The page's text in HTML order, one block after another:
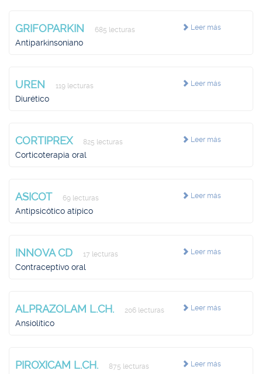
Leer más
GRIFOPARKIN 685 lecturas
Antiparkinsoniano
Leer más
UREN 119 lecturas
Diurético
Leer más
CORTIPREX 825 lecturas
Corticoterapia oral
Leer más
ASICOT 69 lecturas
Antipsicótico atípico
Leer más
INNOVA CD 17 lecturas
Contraceptivo oral
Leer más
ALPRAZOLAM L.CH. 206 lecturas
Ansiolítico
Leer más
PIROXICAM L.CH. 875 lecturas